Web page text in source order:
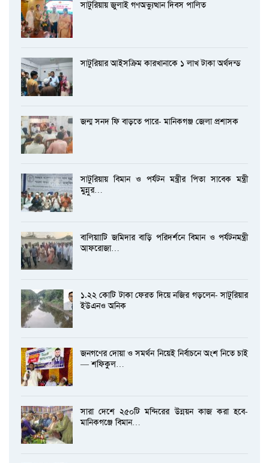
সাটুরিয়ায় জুলাই গণঅভ্যুত্থান দিবস পালিত
সাটুরিয়ার আইসক্রিম কারখানাকে ১ লাখ টাকা অর্থদন্ড
জন্ম সনদ ফি বাড়তে পারে- মানিকগঞ্জ জেলা প্রশাসক
সাটুরিয়ায় বিমান ও পর্যটন মন্ত্রীর পিতা সাবেক মন্ত্রী
মুন্নুর…
বালিয়াাটি জমিদার বাড়ি পরিদর্শনে বিমান ও পর্যটনমন্ত্রী
আফরোজা…
১.২২ কোটি টাকা ফেরত দিয়ে নজির গড়লেন- সাটুরিয়ার
ইউএনও অনিক
জনগণের দোয়া ও সমর্থন নিয়েই নির্বাচনে অংশ নিতে চাই
— শফিকুল…
সারা দেশে ২৫০টি মন্দিরের উন্নয়ন কাজ করা হবে-
মানিকগঞ্জে বিমান…